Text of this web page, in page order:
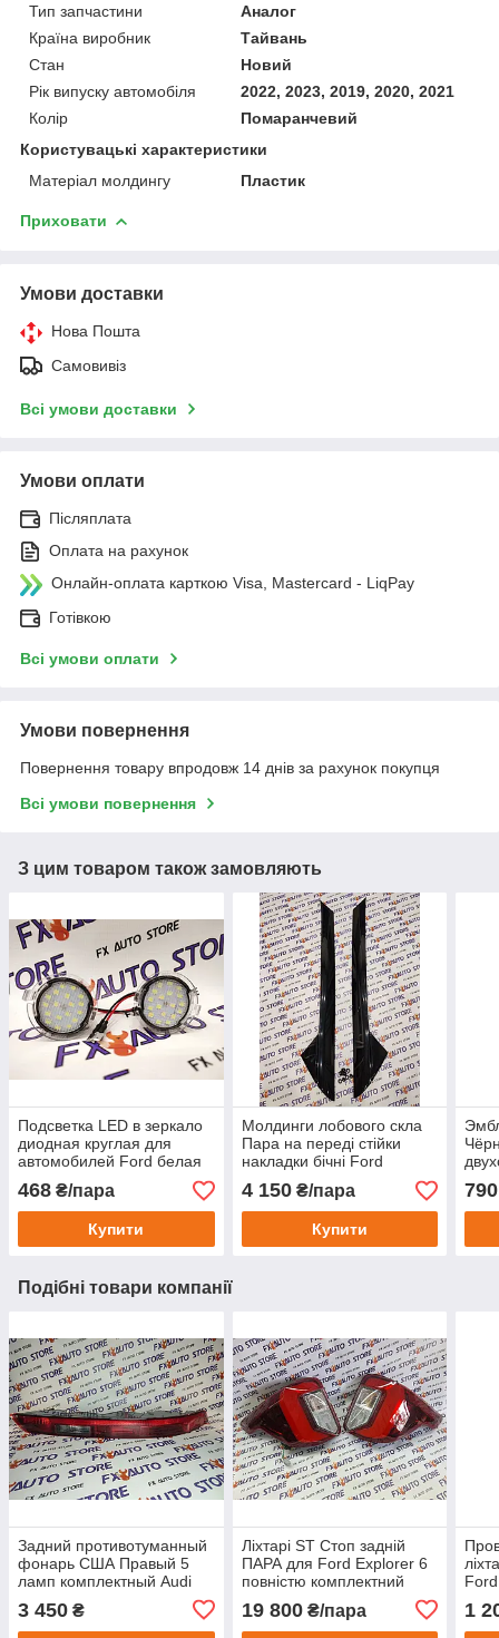
Тип запчастини
Аналог
Країна виробник
Тайвань
Стан
Новий
Рік випуску автомобіля
2022, 2023, 2019, 2020, 2021
Колір
Помаранчевий
Користувацькі характеристики
Матеріал молдингу
Пластик
Приховати
Умови доставки
Нова Пошта
Самовивіз
Всі умови доставки
Умови оплати
Післяплата
Оплата на рахунок
Онлайн-оплата карткою Visa, Mastercard - LiqPay
Готівкою
Всі умови оплати
Умови повернення
Повернення товару впродовж 14 днів за рахунок покупця
Всі умови повернення
З цим товаром також замовляють
Подсветка LED в зеркало
диодная круглая для
автомобилей Ford белая
яркая, 18 диодов Ford
Edge Fusion Explorer
468 ₴/пара
Купити
Молдинги лобового скла
Пара на переді стійки
накладки бічні Ford
Explorer 5 2010-2019
BB5Z7803145A
4 150₴/пара
Купити
Ford
790
Подібні товари компанії
Задний противотуманный
фонарь США Правый 5
ламп комплектный Audi
80A945070A
3 450 ₴
Ліхтарі ST Стоп задній
ПАРА для Ford Explorer 6
повністю комплектний
LED з проводкою 2019 -
2022 задня фара
19 800₴/пара 1